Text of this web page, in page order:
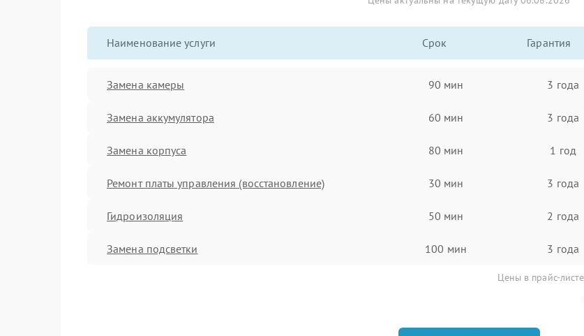
Наименование услуги Срок Гарантия
Замена камеры 90 мин 3 года
Замена аккумулятора 60 мин 3 года
Замена корпуса 80 мин 1 год
Ремонт платы управления (восстановление) 30 мин 3 года
Гидроизоляция 50 мин 2 года
Замена подсветки 100 мин 3 года
Цены в прайс-